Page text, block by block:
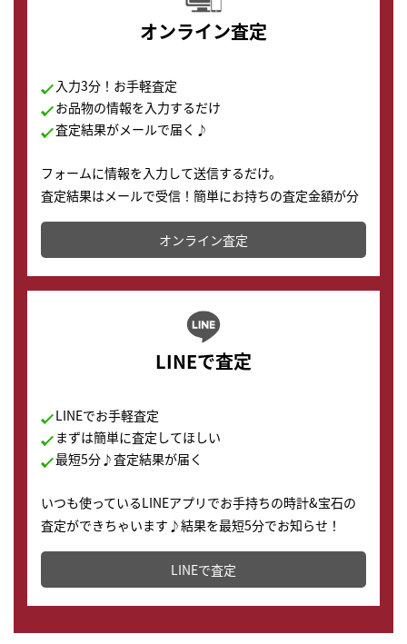
オンライン査定
入力3分！お手軽査定
お品物の情報を入力するだけ
査定結果がメールで届く♪
フォームに情報を入力して送信するだけ。
査定結果はメールで受信！簡単にお持ちの査定金額が分
かります。
オンライン査定
LINEで査定
LINEでお手軽査定
まずは簡単に査定してほしい
最短5分♪査定結果が届く
いつも使っているLINEアプリでお手持ちの時計&宝石の
査定ができちゃいます♪結果を最短5分でお知らせ！
どこからでもすぐに査定金額を知ることが出来ます。
LINEで査定